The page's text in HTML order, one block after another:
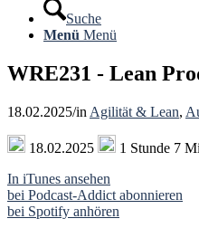
Suche
Menü Menü
WRE231 - Lean
18.02.2025/in Agilität & Lean,
18.02.2025
1 Stunde 7
In iTunes ansehen
bei Podcast-Addict abonnieren
bei Spotify anhören